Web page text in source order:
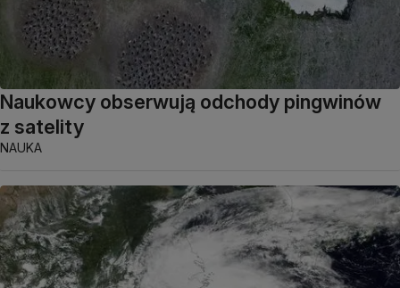
Naukowcy obserwują odchody pingwinów
z satelity
NAUKA